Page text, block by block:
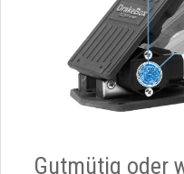
Gutmütig oder